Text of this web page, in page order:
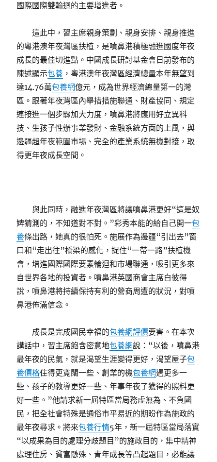
國際國際雙輪迴的主要增進者。
這此中，習主席親身策劃、親身安排、親身推進
的粵港澳年夜灣區扶植，是噴鼻港積極融進國度年夜
成長的最佳切進點。中國成長研討基金會日前發布的
陳述顯示包養 ，粵港澳年夜灣區經濟總量本年無望到
達14.76萬包養網億元，成為世界經濟總量第一的灣
區。跟著年夜灣區內舉措措施聯通、財產協同、規定
連接進一個步驟加大力度，噴鼻港將應用好立異科
技、生孩子性辦事業發財、金融系統方面的上風，與
邊疆超年夜範圍市場、完全的產業系統無機對接，取
得更年夜成長空間。
與此同時，融進年夜灣區將讓噴鼻港更好“這是奴
婢猜測的，不知道對不對。”彩秀本能的給自己開一包
養條出路，她真的很怕死。施展作為邊疆“引出去”窗
口和“走出往”橋梁的感化，捉住“一帶一路”扶植機
會，增進國際國際要素輪迴和市場聯通，吸引更多來
自世界各地的投資者。噴鼻港英國商會主席白彼得
說，噴鼻港將持續保持有利的營商周遭的狀況，對噴
鼻港佈滿信念。
成長是完成國民幸福的包養網評價要害。在本次
講話中，習主席飽含密意地包養網說：“以後，噴鼻港
最年夜的民氣，就是渴望生涯變得更好，渴望屋子包
養價格住得更寬闊一些、創業的機包養網遇更多一
些、孩子的教導更好一些、年事年夜了獲得的照料更
好一些。”他請求新一屆特區當局務虛無為、不負國
民，把全社會特殊是通俗市平易近的期盼作為施政的
最年夜尋求。將來包養行情5年，新一屆特區當局落實
“以成果為目的處理分歧題目”的施政目的，集中精神
處理住房、貧富懸殊、青年成長等凸起題目，必能讓